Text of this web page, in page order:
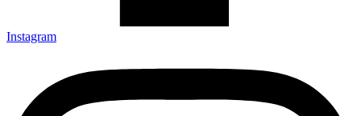
Instagram